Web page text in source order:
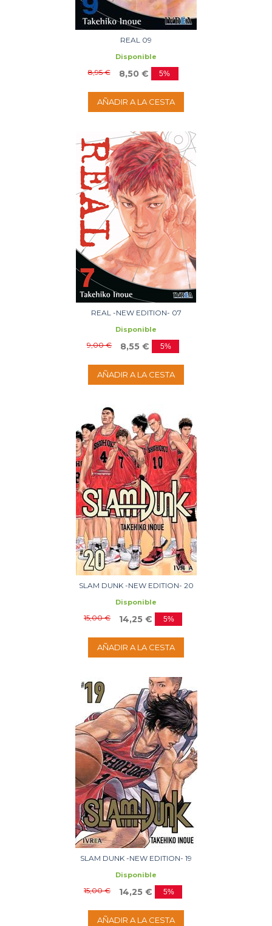
REAL 09
Disponible
8,95 € 8,50 € 5%
AÑADIR A LA CESTA
REAL -NEW EDITION- 07
Disponible
9,00 € 8,55 € 5%
AÑADIR A LA CESTA
SLAM DUNK -NEW EDITION- 20
Disponible
15,00 € 14,25 € 5%
AÑADIR A LA CESTA
SLAM DUNK -NEW EDITION- 19
Disponible
15,00 € 14,25 € 5%
AÑADIR A LA CESTA